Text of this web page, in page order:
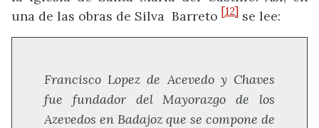
una de las obras de Silva Barreto
[12] se lee:
Francisco Lopez de Acevedo y Chaves
fue fundador del Mayorazgo de los
Azevedos en Badajoz que se compone de